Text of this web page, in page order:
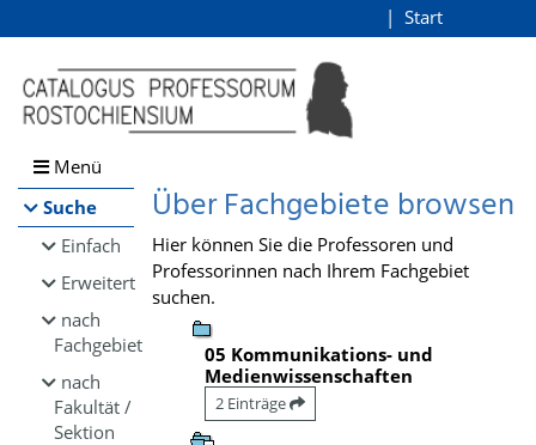
Browsen
direkt zum Inhalt
Start
Menü
Suche
Einfach
Erweitert
nach
Fachgebiet
nach
Fakultät /
Sektion
Über Fachgebiete browsen
Hier können Sie die Professoren und
Professorinnen nach Ihrem Fachgebiet
suchen.
05 Kommunikations- und
Medienwissenschaften
2 Einträge